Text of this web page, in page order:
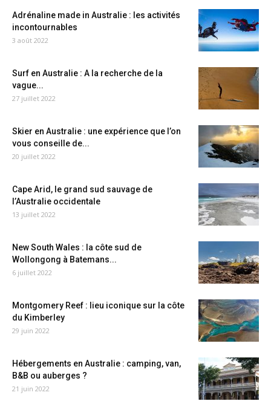
Adrénaline made in Australie : les activités
incontournables
3 août 2022
Surf en Australie : A la recherche de la
vague...
27 juillet 2022
Skier en Australie : une expérience que l’on
vous conseille de...
20 juillet 2022
Cape Arid, le grand sud sauvage de
l’Australie occidentale
13 juillet 2022
New South Wales : la côte sud de
Wollongong à Batemans...
6 juillet 2022
Montgomery Reef : lieu iconique sur la côte
du Kimberley
29 juin 2022
Hébergements en Australie : camping, van,
B&B ou auberges ?
21 juin 2022